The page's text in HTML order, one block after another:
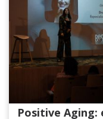
Positive Aging: